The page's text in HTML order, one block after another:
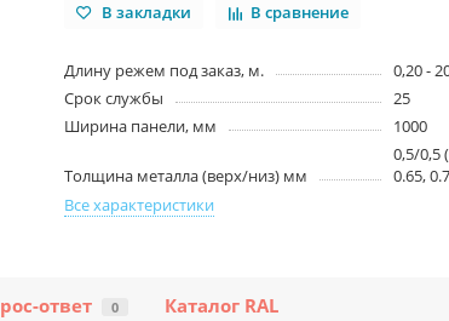
В закладки В сравнение
Длину режем под заказ, м.
0,20 -
Срок службы
25
Ширина панели, мм
1000
Толщина металла (верх/низ) мм
0,5/0,5
0.65,
Все характеристики
ответ 0 Каталог RAL